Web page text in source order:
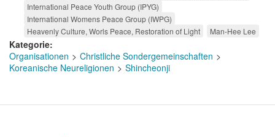
International Peace Youth Group (IPYG)
International Womens Peace Group (IWPG)
Heavenly Culture, Worls Peace, Restoration of Light
Man-Hee Lee
Kategorie
Organisationen
Christliche Sondergemeinschaften
Koreanische Neureligionen
Shincheonji